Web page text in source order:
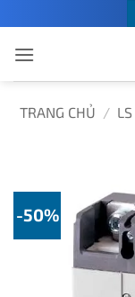
qua
nội
dung
TRANG CHỦ / LS
-50%